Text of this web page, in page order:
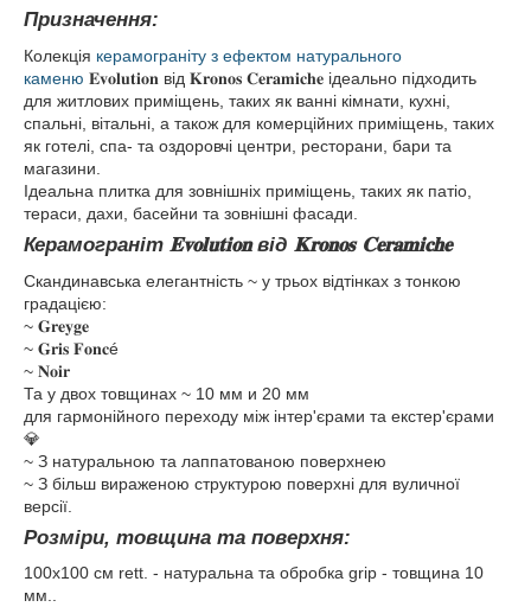
Призначення:
Колекція керамограніту з ефектом натурального
каменю 𝐄𝐯𝐨𝐥𝐮𝐭𝐢𝐨𝐧 від 𝐊𝐫𝐨𝐧𝐨𝐬 𝐂𝐞𝐫𝐚𝐦𝐢𝐜𝐡𝐞 ідеально підходить
для житлових приміщень, таких як ванні кімнати, кухні,
спальні, вітальні, а також для комерційних приміщень, таких
як готелі, спа- та оздоровчі центри, ресторани, бари та
магазини.
Ідеальна плитка для зовнішніх приміщень, таких як патіо,
тераси, дахи, басейни та зовнішні фасади.
Керамограніт 𝐄𝐯𝐨𝐥𝐮𝐭𝐢𝐨𝐧 від 𝐊𝐫𝐨𝐧𝐨𝐬 𝐂𝐞𝐫𝐚𝐦𝐢𝐜𝐡𝐞
Скандинавська елегантність ~ у трьох відтінках з тонкою
градацією:
~ 𝐆𝐫𝐞𝐲𝐠𝐞
~ 𝐆𝐫𝐢𝐬 𝐅𝐨𝐧𝐜é
~ 𝐍𝐨𝐢𝐫
Та у двох товщинах ~ 10 мм и 20 мм
для гармонійного переходу між інтер'єрами та екстер'єрами
💎
~ З натуральною та лаппатованою поверхнею
~ З більш вираженою структурою поверхні для вуличної
версії.
Розміри, товщина та поверхня:
100x100 см rett. - натуральна та обробка grip - товщина 10
мм..